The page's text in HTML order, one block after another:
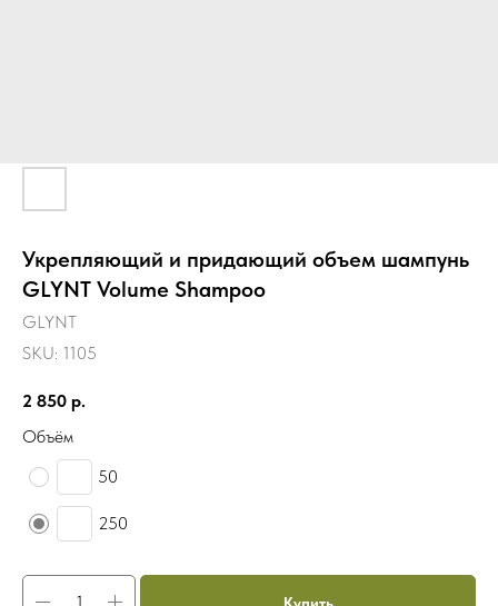
Укрепляющий и придающий объем шампунь
GLYNT Volume Shampoo
GLYNT
SKU: 1105
2 850 р.
Объём
50
250